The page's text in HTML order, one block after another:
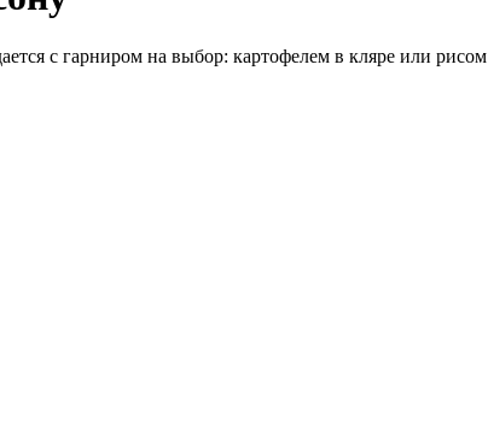
с гарниром на выбор: картофелем в кляре или рисом